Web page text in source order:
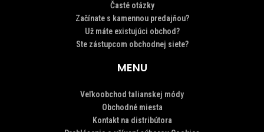
Časté otázky
Začínate s kamennou predajňou?
Už máte existujúci obchod?
Ste zástupcom obchodnej siete?
MENU
Veľkoobchod talianskej módy
Obchodné miesta
Kontakt na distribútora